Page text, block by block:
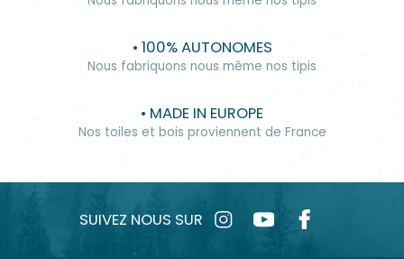
• 100% AUTONOMES
Nous fabriquons nous même nos tipis
• MADE IN EUROPE
Nos toiles et bois proviennent de France
SUIVEZ NOUS SUR